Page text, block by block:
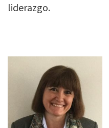
liderazgo.